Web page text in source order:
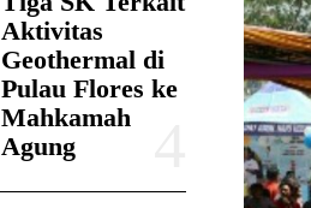
Aktivitas
Geothermal di
Pulau Flores ke
Mahkamah
Agung